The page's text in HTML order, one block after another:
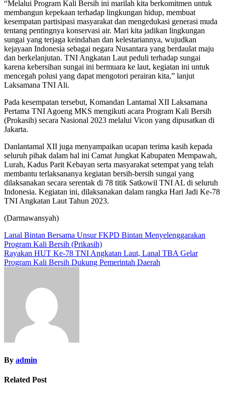
“Melalui Program Kali Bersih ini marilah kita berkomitmen untuk
membangun kepekaan terhadap lingkungan hidup, membuat
kesempatan partisipasi masyarakat dan mengedukasi generasi muda
tentang pentingnya konservasi air. Mari kita jadikan lingkungan
sungai yang terjaga keindahan dan kelestariannya, wujudkan
kejayaan Indonesia sebagai negara Nusantara yang berdaulat maju
dan berkelanjutan. TNI Angkatan Laut peduli terhadap sungai
karena kebersihan sungai ini bermuara ke laut, kegiatan ini untuk
mencegah polusi yang dapat mengotori perairan kita,” lanjut
Laksamana TNI Ali.
Pada kesempatan tersebut, Komandan Lantamal XII Laksamana
Pertama TNI Agoeng MKS mengikuti acara Program Kali Bersih
(Prokasih) secara Nasional 2023 melalui Vicon yang dipusatkan di
Jakarta.
Danlantamal XII juga menyampaikan ucapan terima kasih kepada
seluruh pihak dalam hal ini Camat Jungkat Kabupaten Mempawah,
Lurah, Kadus Parit Kebayan serta masyarakat setempat yang telah
membantu terlaksananya kegiatan bersih-bersih sungai yang
dilaksanakan secara serentak di 78 titik Satkowil TNI AL di seluruh
Indonesia. Kegiatan ini, dilaksanakan dalam rangka Hari Jadi Ke-78
TNI Angkatan Laut Tahun 2023.
(Darmawansyah)
Navigasi
pos
Lanal Bintan Bersama Unsur FKPD Bintan Menyelenggarakan
Program Kali Bersih (Prikasih)
Rayakan HUT Ke-78 TNI Angkatan Laut, Lanal TBA Gelar
Program Kali Bersih Dukung Pemerintah Daerah
By admin
Related Post